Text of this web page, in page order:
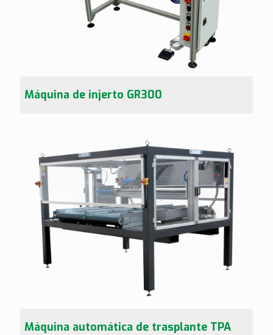
Máquina de injerto GR300
Máquina automática de trasplante TPA